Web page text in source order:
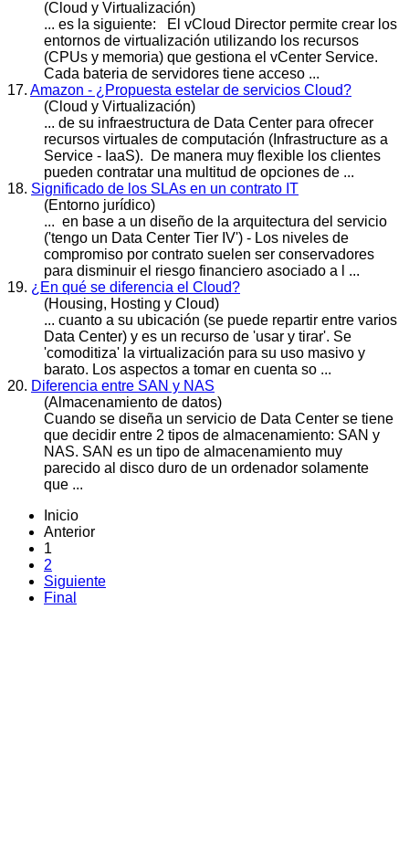
(Cloud y Virtualización)
... es la siguiente: El vCloud Director permite crear los
entornos de virtualización utilizando los recursos
(CPUs y memoria) que gestiona el vCenter Service.
Cada bateria de servidores tiene acceso ...
17. Amazon - ¿Propuesta estelar de servicios Cloud?
(Cloud y Virtualización)
... de su infraestructura de Data Center para ofrecer
recursos virtuales de computación (Infrastructure as a
Service - IaaS). De manera muy flexible los clientes
pueden contratar una multitud de opciones de ...
18. Significado de los SLAs en un contrato IT
(Entorno jurídico)
... en base a un diseño de la arquitectura del servicio
('tengo un Data Center Tier IV') - Los niveles de
compromiso por contrato suelen ser conservadores
para disminuir el riesgo financiero asociado a l ...
19. ¿En qué se diferencia el Cloud?
(Housing, Hosting y Cloud)
... cuanto a su ubicación (se puede repartir entre varios
Data Center) y es un recurso de 'usar y tirar'. Se
'comoditiza' la virtualización para su uso masivo y
barato. Los aspectos a tomar en cuenta so ...
20. Diferencia entre SAN y NAS
(Almacenamiento de datos)
Cuando se diseña un servicio de Data Center se tiene
que decidir entre 2 tipos de almacenamiento: SAN y
NAS. SAN es un tipo de almacenamiento muy
parecido al disco duro de un ordenador solamente
que ...
Inicio
Anterior
1
2
Siguiente
Final